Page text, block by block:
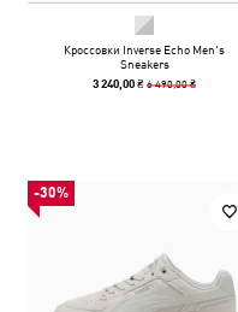
Кроссовки Inverse Echo Men's
Sneakers
3 240,00 ₴6 490,00 ₴
-30%